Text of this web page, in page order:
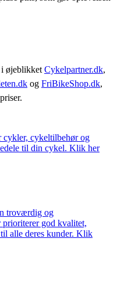
i øjeblikket Cykelpartner.dk,
og FriBikeShop.dk,
cykler, cykeltilbehør og
til din cykel. Klik her
troværdig og
god kvalitet,
alle deres kunder. Klik